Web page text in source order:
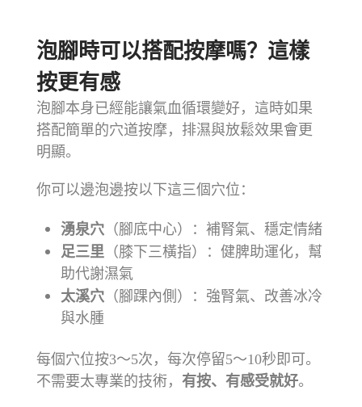
泡腳時可以搭配按摩嗎？這樣
按更有感
泡腳本身已經能讓氣血循環變好，這時如果
搭配簡單的穴道按摩，排濕與放鬆效果會更
明顯。
你可以邊泡邊按以下這三個穴位：
湧泉穴 （腳底中心）：補腎氣、穩定情緒
足三里 （膝下三橫指）：健脾助運化，幫
助代謝濕氣
太溪穴 （腳踝內側）：強腎氣、改善冰冷
與水腫
每個穴位按3～5次，每次停留5～10秒即可。
不需要太專業的技術， 有按、有感受就好。